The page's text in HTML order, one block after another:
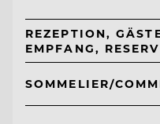
REZEPTION,
EMPFANG,
SOMMELIER/